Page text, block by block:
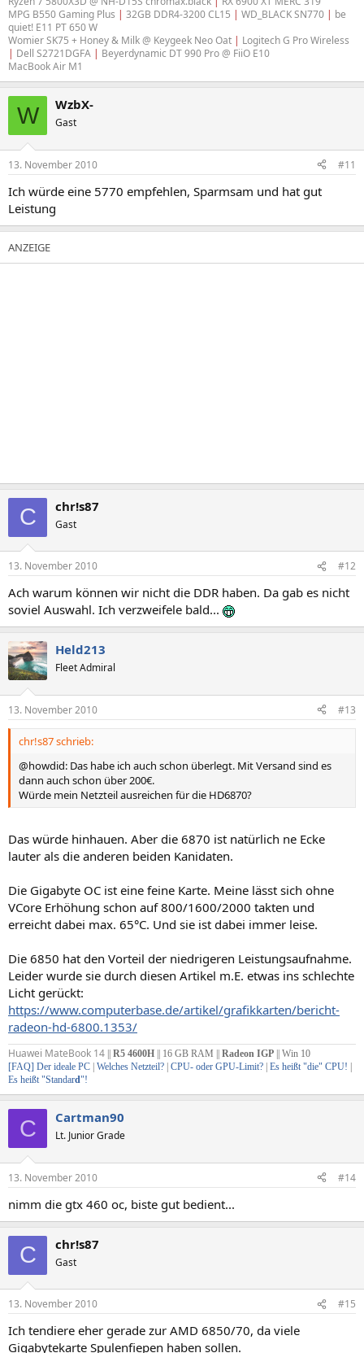
MPG B550 Gaming Plus | 32GB DDR4-3200 CL15 | WD_BLACK SN770 | be
quiet! E11 PT 650 W
Womier SK75 + Honey & Milk @ Keygeek Neo Oat | Logitech G Pro Wireless
| Dell S2721DGFA | Beyerdynamic DT 990 Pro @ FiiO E10
MacBook Air M1
W WzbX-
Gast
13. November 2010 #11
Ich würde eine 5770 empfehlen, Sparmsam und hat gut
Leistung
C chr!s87
Gast
13. November 2010 #12
Ach warum können wir nicht die DDR haben. Da gab es nicht
soviel Auswahl. Ich verzweifele bald...
Held213
Fleet Admiral
13. November 2010 #13
chr!s87 schrieb:
@howdid: Das habe ich auch schon überlegt. Mit Versand sind es
dann auch schon über 200€.
Würde mein Netzteil ausreichen für die HD6870?
Das würde hinhauen. Aber die 6870 ist natürlich ne Ecke
lauter als die anderen beiden Kanidaten.
Die Gigabyte OC ist eine feine Karte. Meine lässt sich ohne
VCore Erhöhung schon auf 800/1600/2000 takten und
erreicht dabei max. 65°C. Und sie ist dabei immer leise.
Die 6850 hat den Vorteil der niedrigeren Leistungsaufnahme.
Leider wurde sie durch diesen Artikel m.E. etwas ins schlechte
Licht gerückt:
https://www.computerbase.de/artikel/grafikkarten/bericht-
radeon-hd-6800.1353/
Huawei MateBook 14 R5 4600H || 16 GB RAM || Radeon IGP || Win 10
[FAQ] Der ideale PC Welches Netzteil? CPU- oder GPU-Limit? Es heißt "die" CPU!
Es heißt "Standard"!
C Cartman90
Lt. Junior Grade
13. November 2010 #14
nimm die gtx 460 oc, biste gut bedient...
C chr!s87
Gast
13. November 2010 #15
Ich tendiere eher gerade zur AMD 6850/70, da viele
Gigabytekarte Spulenfiepen haben sollen.